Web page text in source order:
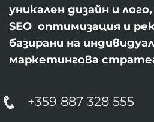
уникален дизайн и
SEO оптимизация и
базирани на
маркетингова
+359 887 328 555